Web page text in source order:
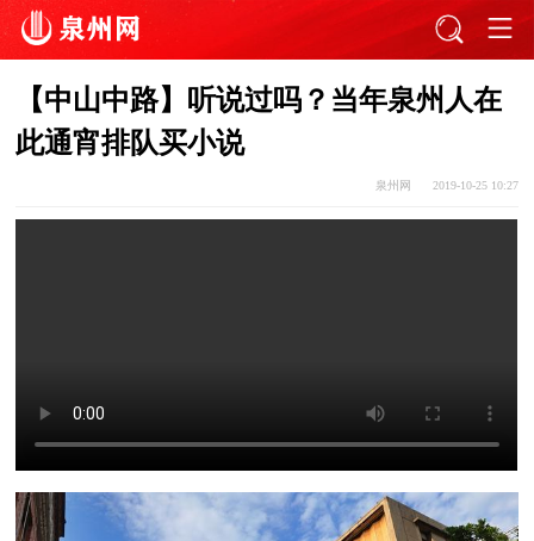
【中山中路】听说过吗？当年泉州人在
此通宵排队买小说
泉州网 2019-10-25 10:27